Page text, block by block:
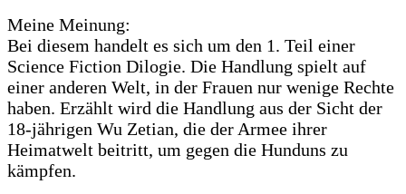
Meine Meinung:
Bei diesem handelt es sich um den 1. Teil einer
Science Fiction Dilogie. Die Handlung spielt auf
einer anderen Welt, in der Frauen nur wenige Rechte
haben. Erzählt wird die Handlung aus der Sicht der
18-jährigen Wu Zetian, die der Armee ihrer
Heimatwelt beitritt, um gegen die Hunduns zu
kämpfen.